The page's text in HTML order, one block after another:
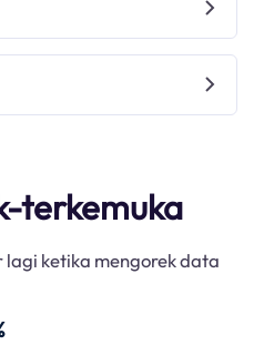
terkemuka
ketika mengorek data